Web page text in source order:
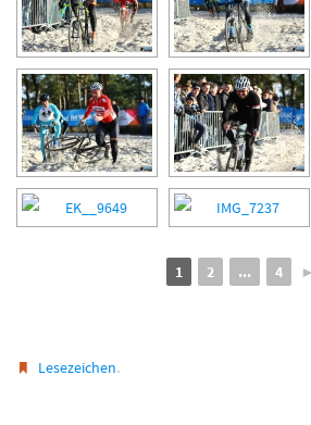
1 2 ... 4 ►
Lesezeichen.